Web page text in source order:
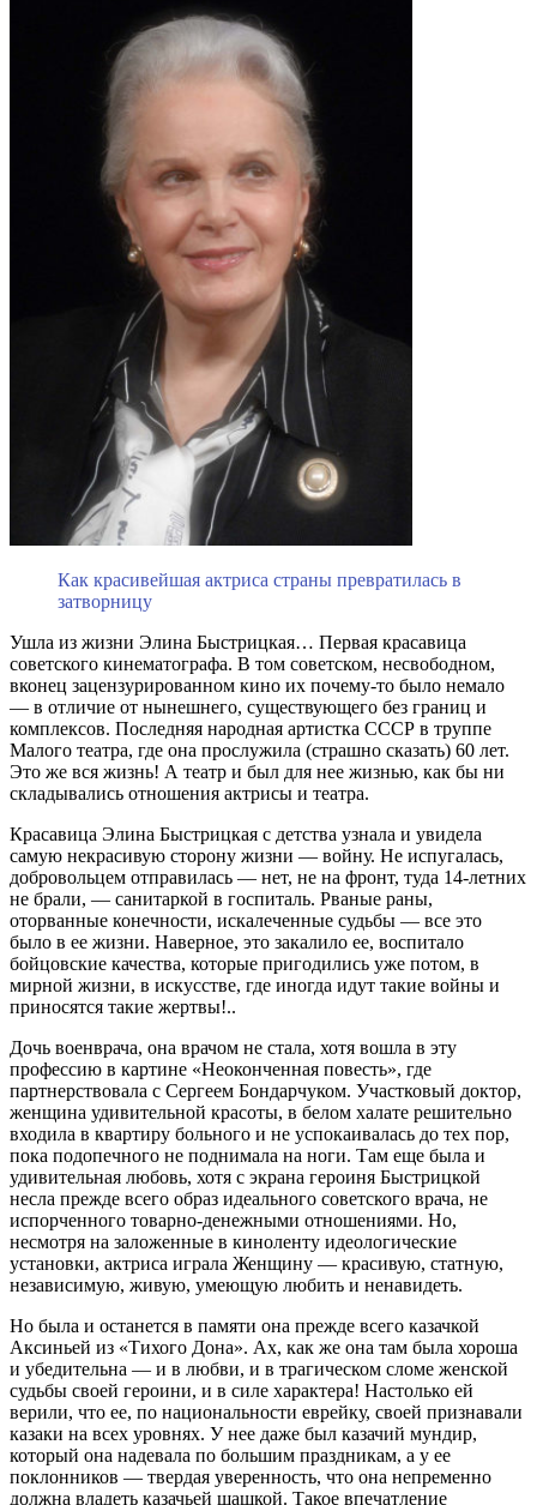
Как красивейшая актриса страны превратилась в
затворницу
Ушла из жизни Элина Быстрицкая… Первая красавица
советского кинематографа. В том советском, несвободном,
вконец зацензурированном кино их почему-то было немало
— в отличие от нынешнего, существующего без границ и
комплексов. Последняя народная артистка СССР в труппе
Малого театра, где она прослужила (страшно сказать) 60 лет.
Это же вся жизнь! А театр и был для нее жизнью, как бы ни
складывались отношения актрисы и театра.
Красавица Элина Быстрицкая с детства узнала и увидела
самую некрасивую сторону жизни — войну. Не испугалась,
добровольцем отправилась — нет, не на фронт, туда 14-летних
не брали, — санитаркой в госпиталь. Рваные раны,
оторванные конечности, искалеченные судьбы — все это
было в ее жизни. Наверное, это закалило ее, воспитало
бойцовские качества, которые пригодились уже потом, в
мирной жизни, в искусстве, где иногда идут такие войны и
приносятся такие жертвы!..
Дочь военврача, она врачом не стала, хотя вошла в эту
профессию в картине «Неоконченная повесть», где
партнерствовала с Сергеем Бондарчуком. Участковый доктор,
женщина удивительной красоты, в белом халате решительно
входила в квартиру больного и не успокаивалась до тех пор,
пока подопечного не поднимала на ноги. Там еще была и
удивительная любовь, хотя с экрана героиня Быстрицкой
несла прежде всего образ идеального советского врача, не
испорченного товарно-денежными отношениями. Но,
несмотря на заложенные в киноленту идеологические
установки, актриса играла Женщину — красивую, статную,
независимую, живую, умеющую любить и ненавидеть.
Но была и останется в памяти она прежде всего казачкой
Аксиньей из «Тихого Дона». Ах, как же она там была хороша
и убедительна — и в любви, и в трагическом сломе женской
судьбы своей героини, и в силе характера! Настолько ей
верили, что ее, по национальности еврейку, своей признавали
казаки на всех уровнях. У нее даже был казачий мундир,
который она надевала по большим праздникам, а у ее
поклонников — твердая уверенность, что она непременно
должна владеть казачьей шашкой. Такое впечатление